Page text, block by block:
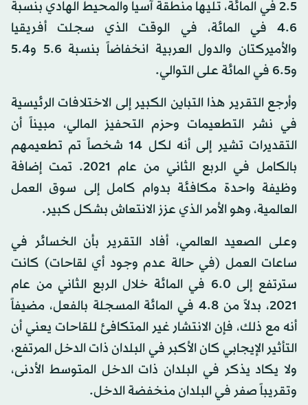
2.5 في المائة، تليها منطقة آسيا والمحيط الهادي بنسبة
4.6 في المائة، في الوقت الذي سجلت أفريقيا
والأميركتان والدول العربية انخفاضاً بنسبة 5.6 و5.4
و6.5 في المائة على التوالي.
وأرجع التقرير هذا التباين الكبير إلى الاختلافات الرئيسية
في نشر التطعيمات وحزم التحفيز المالي، مبيناً أن
التقديرات تشير إلى أنه لكل 14 شخصاً تم تطعيمهم
بالكامل في الربع الثاني من عام 2021. تمت إضافة
وظيفة واحدة مكافئة بدوام كامل إلى سوق العمل
العالمية، وهو الأمر الذي عزز الانتعاش بشكل كبير.
وعلى الصعيد العالمي، أفاد التقرير بأن الخسائر في
ساعات العمل (في حالة عدم وجود أي لقاحات) كانت
سترتفع إلى 6.0 في المائة خلال الربع الثاني من عام
2021، بدلاً من 4.8 في المائة المسجلة بالفعل، مضيفاً
أنه مع ذلك، فإن الانتشار غير المتكافئ للقاحات يعني أن
التأثير الإيجابي كان الأكبر في البلدان ذات الدخل المرتفع،
ولا يكاد يذكر في البلدان ذات الدخل المتوسط الأدنى،
وتقريباً صفر في البلدان منخفضة الدخل.